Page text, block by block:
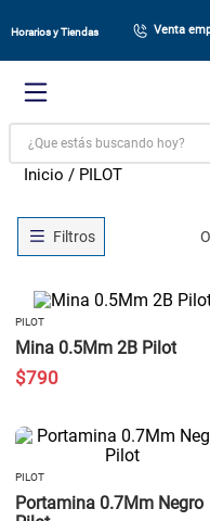
Horarios y Tiendas Venta
¿Que estás buscando hoy?
PILOT
PILOT
Mina 0.5Mm 2B Pilot
$790
PILOT
Portamina 0.7Mm Negro